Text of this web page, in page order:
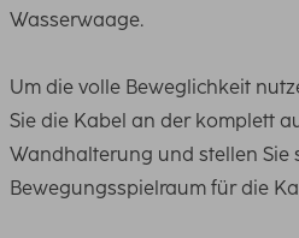
Wasserwaage.
Um die volle Beweglichkeit
Sie die Kabel an der komplett
Wandhalterung und stellen Sie
Bewegungsspielraum für die